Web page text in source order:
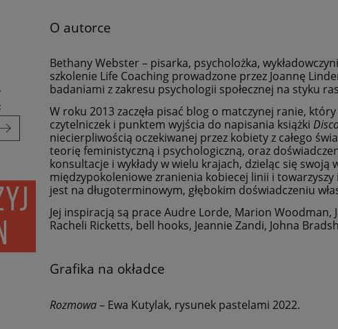
O autorce
Bethany Webster – pisarka, psycholożka,
szkolenie Life Coaching prowadzone przez Joannę
badaniami z zakresu psychologii społecznej na styku
W roku 2013 zaczęła pisać blog o matczynej ranie,
czytelniczek i punktem wyjścia do napisania książki
niecierpliwością oczekiwanej przez kobiety z całego
teorię feministyczną i psychologiczną, oraz
konsultacje i wykłady w wielu krajach, dzieląc się
międzypokoleniowe zranienia kobiecej linii i
jest na długoterminowym, głębokim doświadczeniu
Jej inspiracją są prace Audre Lorde, Marion Woodman,
Racheli Ricketts, bell hooks, Jeannie Zandi, Johna
Grafika na okładce
Rozmowa– Ewa Kutylak, rysunek pastelami 2022.